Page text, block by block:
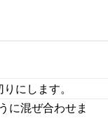
にします。
に混ぜ合わせま